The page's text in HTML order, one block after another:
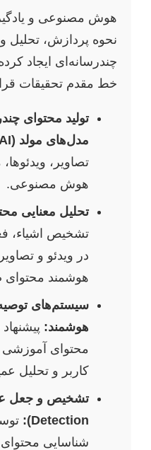
هوش مصنوعی و
نحوه پردازش، تحلیل و
چندرسانه‌ای ایجاد
خط مقدم تحقیقات
تولید محتوای
مدل‌های مولد (Generative AI):
تصاویر،
هوش مصنوعی.
تحلیل معنایی
تشخیص اشیاء،
در ویدئو و
هوشمند
سیستم‌های
هوشمند:
محتوای
کاربر و تحلیل
Detection):
شناسایی